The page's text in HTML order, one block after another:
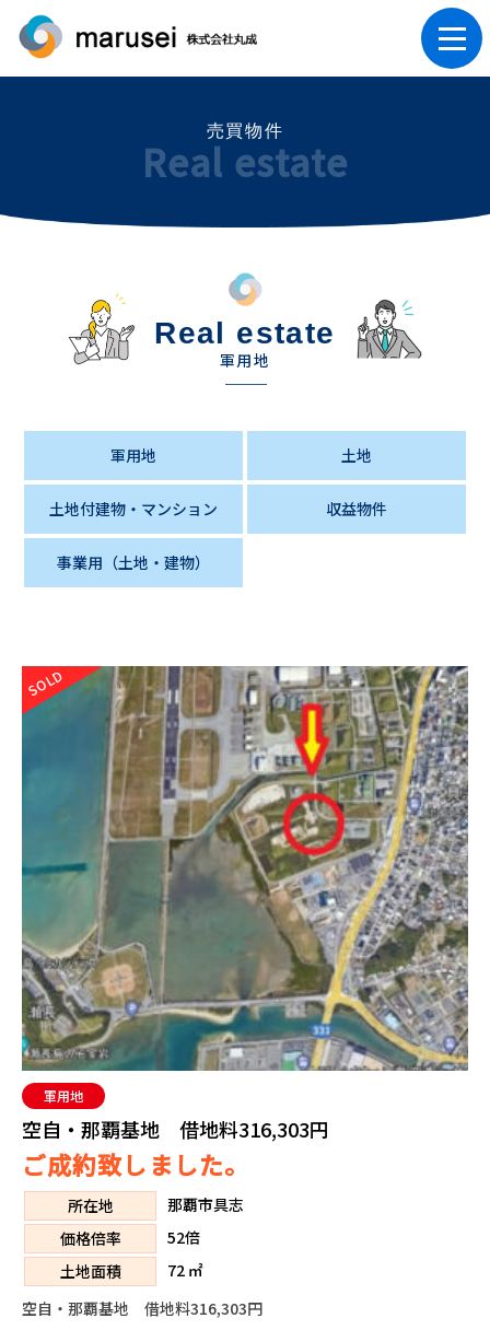
売買物件
Real estate
Real estate
軍用地
軍用地 土地
土地付建物・マンション 収益物件
事業用（土地・建物）
SOLD
軍用地
空自・那覇基地 借地料316,303円
ご成約致しました。
所在地
那覇市具志
価格倍率
52倍
土地面積
72 ㎡
空自・那覇基地 借地料316,303円